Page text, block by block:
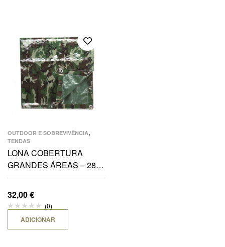
OUTDOOR E SOBREVIVÊNCIA,
TENDAS
LONA COBERTURA
GRANDES ÁREAS – 285
x 400 CM WOODLAND
32,00€
(0)
ADICIONAR